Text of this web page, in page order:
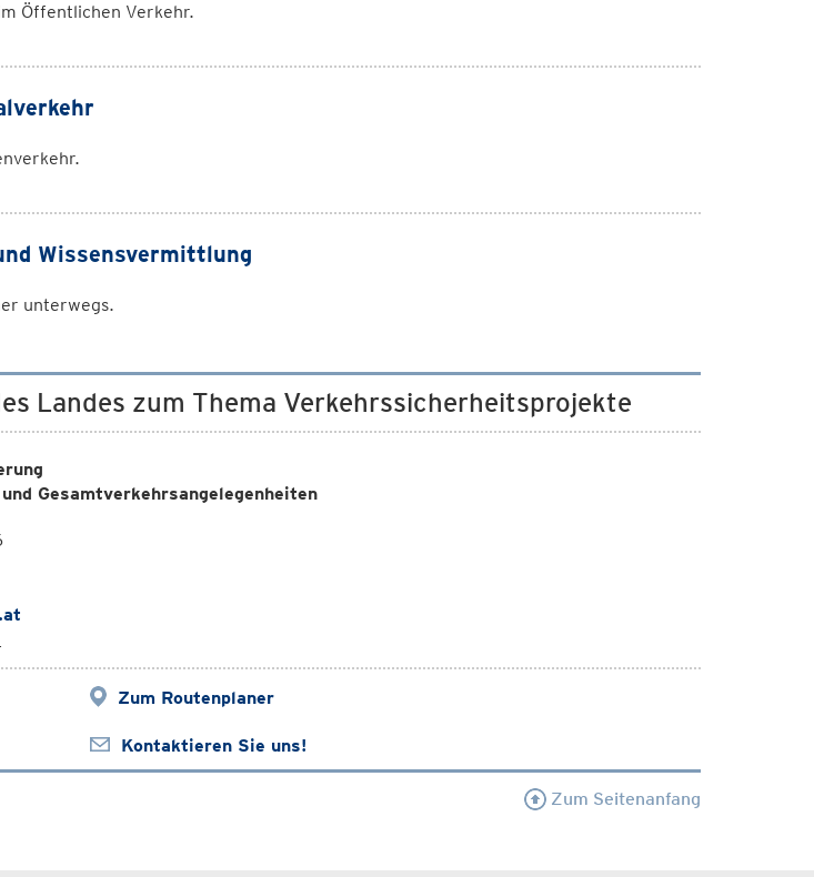
Öffentlichen Verkehr.
Wissensvermittlung
unterwegs.
Landes zum Thema Verkehrssicherheitsprojekte
Gesamtverkehrsangelegenheiten
Zum Routenplaner
Kontaktieren Sie uns!
Zum Seitenanfang